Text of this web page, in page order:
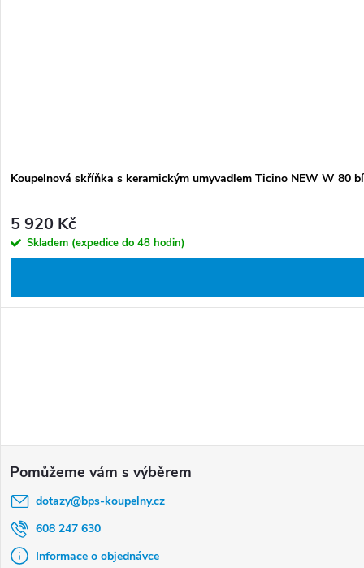
Koupelnová skříňka s keramickým umyvadlem Ticino NEW W 80
5 920 Kč
Skladem (expedice do 48 hodin)
dotazy@bps-koupelny.cz
608 247 630
Informace o objednávce